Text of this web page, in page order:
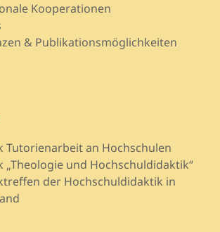
Kooperationen
& Publikationsmöglichkeiten
Tutorienarbeit an Hochschulen
„Theologie und Hochschuldidaktik“
der Hochschuldidaktik in